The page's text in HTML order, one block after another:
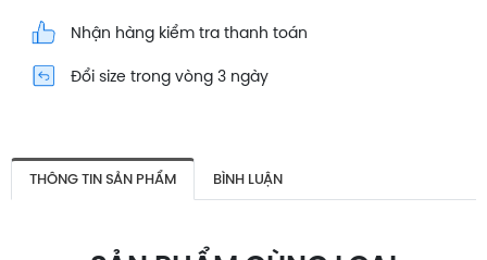
Nhận hàng kiểm tra thanh toán
Đổi size trong vòng 3 ngày
THÔNG TIN SẢN PHẨM BÌNH LUẬN